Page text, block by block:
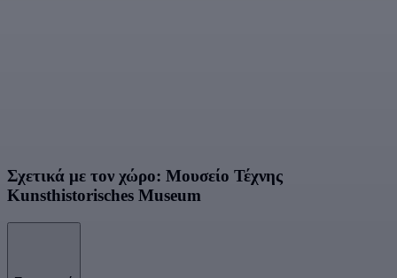
Σχετικά με τον χώρο: Μουσείο Τέχνης
Kunsthistorisches Museum